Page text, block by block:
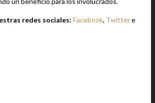
redes sociales: Facebook, Twittere